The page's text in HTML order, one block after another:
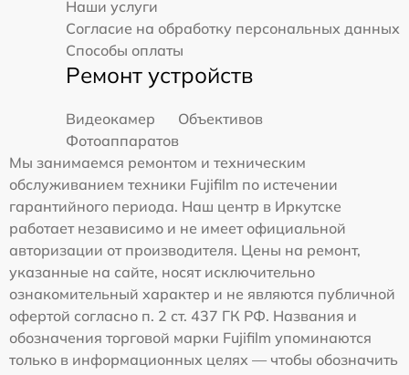
Наши услуги
Согласие на обработку персональных данных
Способы оплаты
Ремонт устройств
Видеокамер
Объективов
Фотоаппаратов
Мы занимаемся ремонтом и техническим
обслуживанием техники Fujifilm по истечении
гарантийного периода. Наш центр в Иркутске
работает независимо и не имеет официальной
авторизации от производителя. Цены на ремонт,
указанные на сайте, носят исключительно
ознакомительный характер и не являются публичной
офертой согласно п. 2 ст. 437 ГК РФ. Названия и
обозначения торговой марки Fujifilm упоминаются
только в информационных целях — чтобы обозначить